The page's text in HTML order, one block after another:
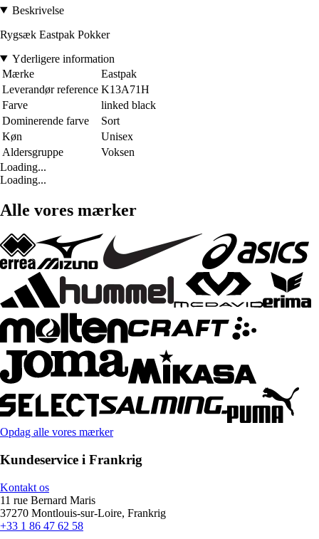
Beskrivelse
Rygsæk Eastpak Pokker
Yderligere information
Mærke
Eastpak
Leverandør reference K13A71H
Farve
linked black
Dominerende farve
Sort
Køn
Unisex
Aldersgruppe
Voksen
Loading...
Loading...
Alle vores mærker
Opdag alle vores mærker
Kundeservice i Frankrig
Kontakt os
11 rue Bernard Maris
37270 Montlouis-sur-Loire, Frankrig
+33 1 86 47 62 58